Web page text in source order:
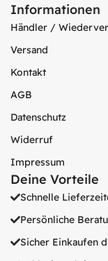
Informationen
Händler /
Versand
Kontakt
AGB
Datenschutz
Widerruf
Impressum
Deine Vorteile
Schnelle
Persönliche
Sicher Einkaufen